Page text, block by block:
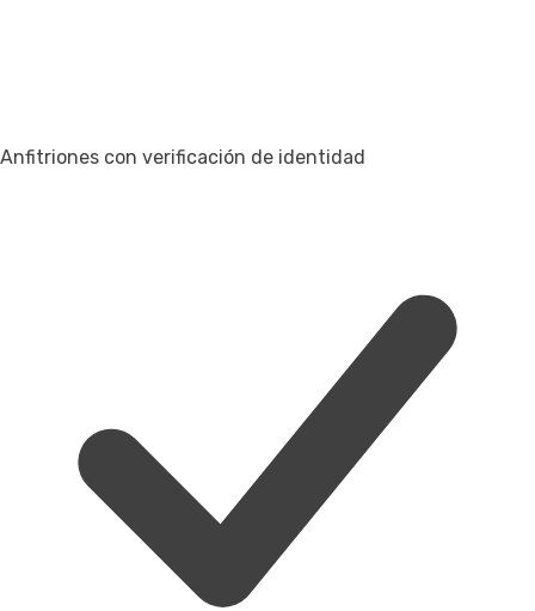
Anfitriones con verificación de identidad